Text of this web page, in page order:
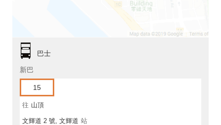
巴士
新巴
15
往 山頂
文輝道 2 號, 文輝道 站